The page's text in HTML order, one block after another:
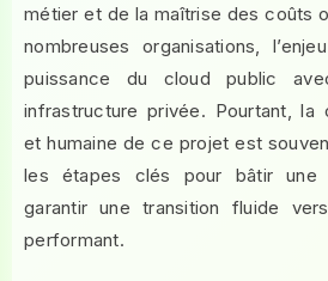
métier et de la maîtrise des coûts
nombreuses organisations,
puissance du cloud public
infrastructure privée. Pourtant, la
et humaine de ce projet est
les étapes clés pour bâtir une
garantir une transition fluide
performant.